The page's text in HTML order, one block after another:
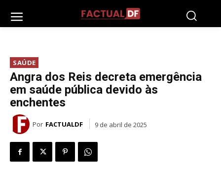
SAÚDE
Angra dos Reis decreta emergência
em saúde pública devido às
enchentes
Por FACTUALDF 9 de abril de 2025